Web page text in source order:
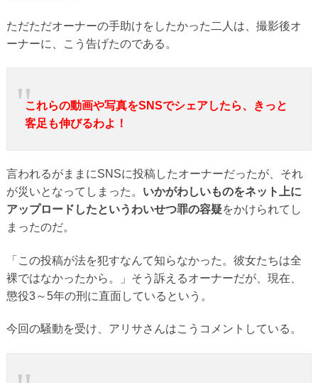
ただただオーナーの手助けをしたかった二人は、撮影後オ
ーナーに、こう告げたのである。
これらの動画や写真をSNSでシェアしたら、きっと
客足も伸びるわよ！
言われるがままにSNSに投稿したオーナーだったが、それ
が災いとなってしまった。 いかがわしいものをネット上に
アップロードしたというわいせつ罪の容疑をかけられてし
まったのだ。
「この投稿が法を犯すなんて知らなかった。彼女たちは全
裸ではなかったから。」そう訴えるオーナーだが、現在、
懲役3～5年の刑に直面しているという。
今回の騒動を受け、アリサさんはこうコメントしている。